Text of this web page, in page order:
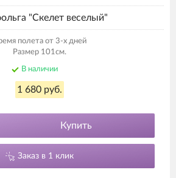
"Скелет веселый"
полета от 3-х дней
Размер 101см.
В наличии
1 680 руб.
Купить
Заказ в 1 клик